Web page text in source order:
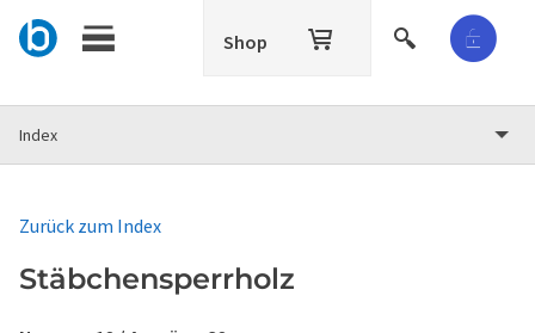
Shop
Index
Zurück zum Index
Stäbchensperrholz